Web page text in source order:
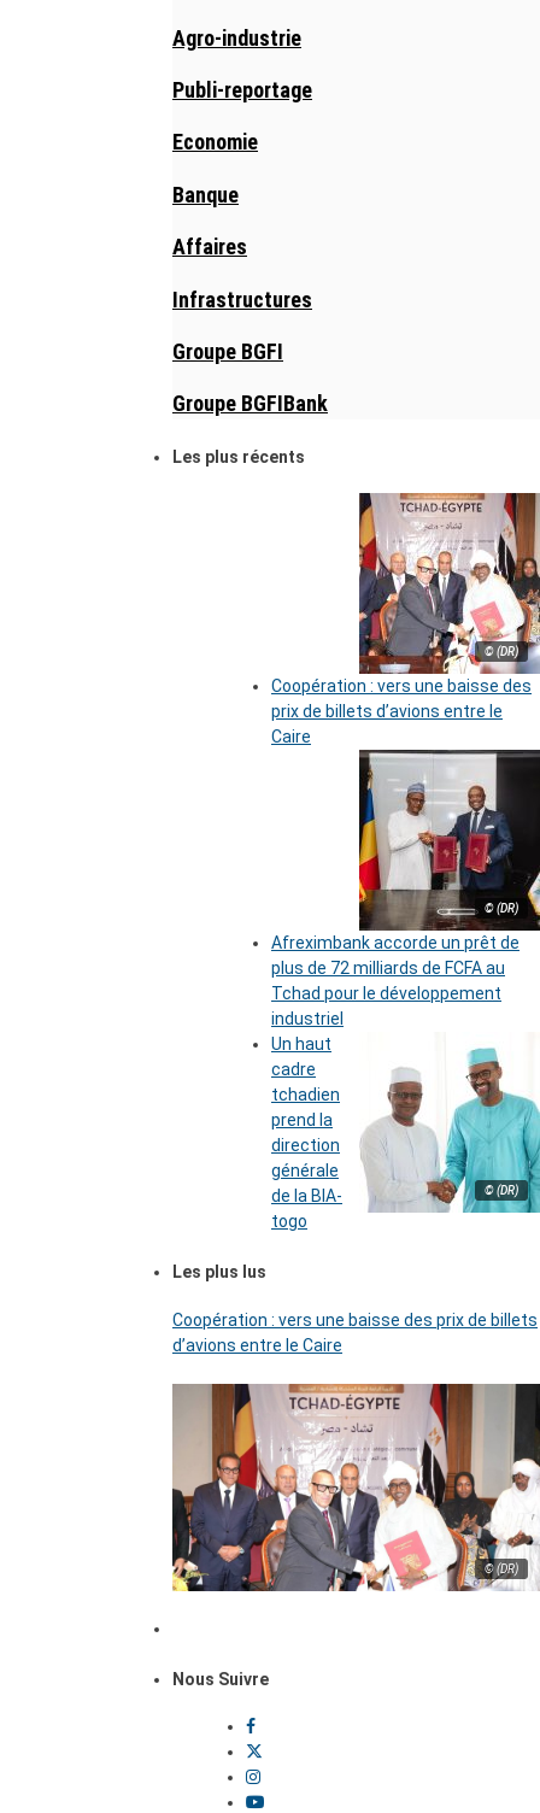
Agro-industrie
Publi-reportage
Economie
Banque
Affaires
Infrastructures
Groupe BGFI
Groupe BGFIBank
Les plus récents
© (DR)
Coopération : vers une baisse des
prix de billets d’avions entre le
Caire
© (DR)
Afreximbank accorde un prêt de
plus de 72 milliards de FCFA au
Tchad pour le développement
industriel
© (DR)
Un haut
cadre
tchadien
prend la
direction
générale
de la BIA-
togo
Les plus lus
Coopération : vers une baisse des prix de billets
d’avions entre le Caire
© (DR)
Nous Suivre